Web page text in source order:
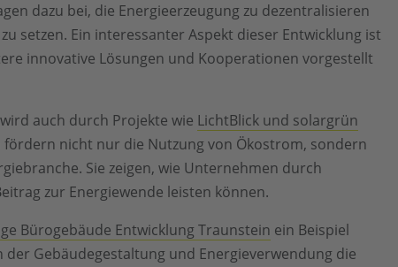
dazu bei, die Energieerzeugung zu dezentralisieren
setzen. Ein interessanter Aspekt dieser Entwicklung ist
innovative Lösungen und Kooperationen vorgestellt
auch durch Projekte wie LichtBlick und solargrün
nicht nur die Nutzung von Ökostrom, sondern
Sie zeigen, wie Unternehmen durch
zur Energiewende leisten können.
Bürogebäude Entwicklung Traunstein ein Beispiel
Gebäudegestaltung und Energieverwendung die